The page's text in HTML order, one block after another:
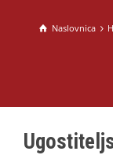
Naslovnica